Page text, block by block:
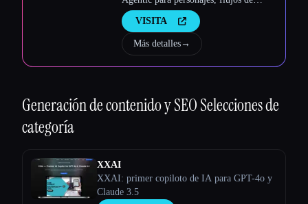
trabajo y vídeos coherentes
VISITA
Más detalles→
Generación de contenido y SEOSelecciones de
categoría
XXAI
XXAI: primer copiloto de IA para GPT-4o y
Claude 3.5